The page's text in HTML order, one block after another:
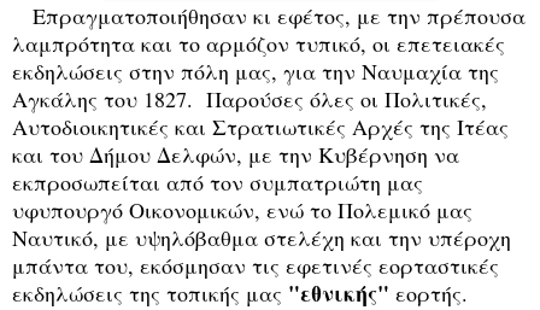
Επραγματοποιήθησαν κι εφέτος, με την πρέπουσα
λαμπρότητα και το αρμόζον τυπικό, οι επετειακές
εκδηλώσεις στην πόλη μας, για την Ναυμαχία της
Αγκάλης του 1827. Παρούσες όλες οι Πολιτικές,
Αυτοδιοικητικές και Στρατιωτικές Αρχές της Ιτέας
και του Δήμου Δελφών, με την Κυβέρνηση να
εκπροσωπείται από τον συμπατριώτη μας
υφυπουργό Οικονομικών, ενώ το Πολεμικό μας
Ναυτικό, με υψηλόβαθμα στελέχη και την υπέροχη
μπάντα του, εκόσμησαν τις εφετινές εορταστικές
εκδηλώσεις της τοπικής μας "εθνικής" εορτής.